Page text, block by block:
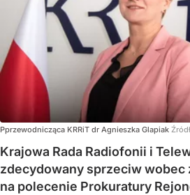
Pprzewodnicząca KRRiT dr Agnieszka Glapiak
Krajowa Rada Radiofonii i
zdecydowany sprzeciw wobec
na polecenie Prokuratury